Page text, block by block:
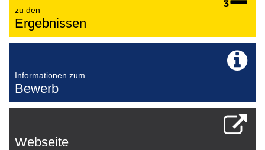
zu den
Ergebnissen
Informationen zum
Bewerb
Webseite